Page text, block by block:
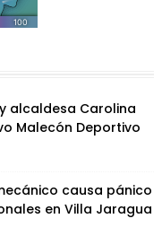
alcaldesa Carolina
Malecón Deportivo
causa pánico
en Villa Jaragua